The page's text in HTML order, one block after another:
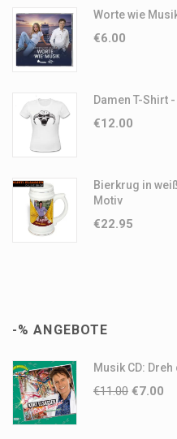
Worte wie
€6.00
Damen T-Shirt
€12.00
Bierkrug in
Motiv
€22.95
-% ANGEBOTE
Musik CD:
€11.00 €7.00